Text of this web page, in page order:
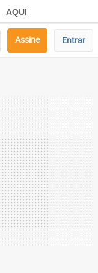
AQUI
Assine Entrar